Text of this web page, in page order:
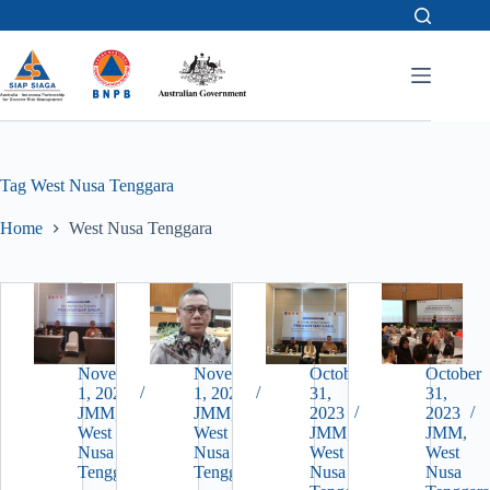
to
content
Tag West Nusa Tenggara
Home West Nusa Tenggara
November
1, 2023
JMM
West
Nusa
Tenggara
November
1, 2023
JMM
West
Nusa
Tenggara
October
31,
2023
JMM
West
Nusa
October
31,
2023
JMM,
West
Nusa